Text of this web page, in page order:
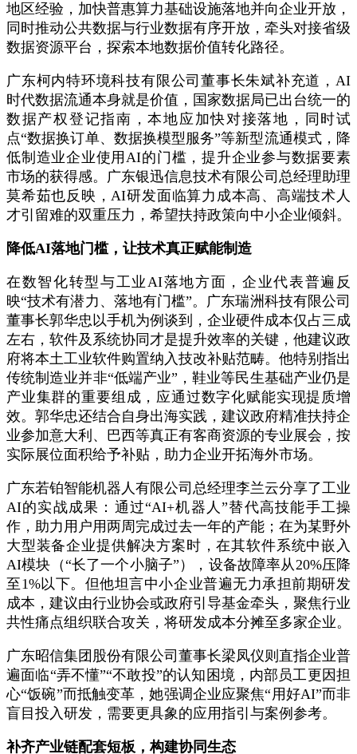
地区经验，加快普惠算力基础设施落地并向企业开放，
同时推动公共数据与行业数据有序开放，牵头对接省级
数据资源平台，探索本地数据价值转化路径。
广东柯内特环境科技有限公司董事长朱斌补充道，AI
时代数据流通本身就是价值，国家数据局已出台统一的
数据产权登记指南，本地应加快对接落地，同时试
点“数据换订单、数据换模型服务”等新型流通模式，降
低制造业企业使用AI的门槛，提升企业参与数据要素
市场的获得感。广东银迅信息技术有限公司总经理助理
莫希茹也反映，AI研发面临算力成本高、高端技术人
才引留难的双重压力，希望扶持政策向中小企业倾斜。
降低AI落地门槛，让技术真正赋能制造
在数智化转型与工业AI落地方面，企业代表普遍反
映“技术有潜力、落地有门槛”。广东瑞洲科技有限公司
董事长郭华忠以手机为例谈到，企业硬件成本仅占三成
左右，软件及系统协同才是提升效率的关键，他建议政
府将本土工业软件购置纳入技改补贴范畴。他特别指出
传统制造业并非“低端产业”，鞋业等民生基础产业仍是
产业集群的重要组成，应通过数字化赋能实现提质增
效。郭华忠还结合自身出海实践，建议政府精准扶持企
业参加意大利、巴西等真正有客商资源的专业展会，按
实际展位面积给予补贴，助力企业开拓海外市场。
广东若铂智能机器人有限公司总经理李兰云分享了工业
AI的实战成果：通过“AI+机器人”替代高技能手工操
作，助力用户用两周完成过去一年的产能；在为某野外
大型装备企业提供解决方案时，在其软件系统中嵌入
AI模块（“长了一个小脑子”），设备故障率从20%压降
至1%以下。但他坦言中小企业普遍无力承担前期研发
成本，建议由行业协会或政府引导基金牵头，聚焦行业
共性痛点组织联合攻关，将研发成本分摊至多家企业。
广东昭信集团股份有限公司董事长梁凤仪则直指企业普
遍面临“弄不懂”“不敢投”的认知困境，内部员工更因担
心“饭碗”而抵触变革，她强调企业应聚焦“用好AI”而非
盲目投入研发，需要更具象的应用指引与案例参考。
补齐产业链配套短板，构建协同生态